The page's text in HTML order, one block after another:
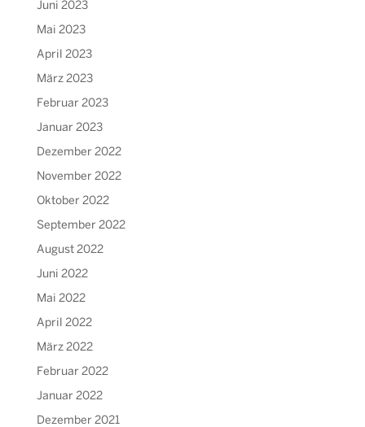
Juni 2023
Mai 2023
April 2023
März 2023
Februar 2023
Januar 2023
Dezember 2022
November 2022
Oktober 2022
September 2022
August 2022
Juni 2022
Mai 2022
April 2022
März 2022
Februar 2022
Januar 2022
Dezember 2021